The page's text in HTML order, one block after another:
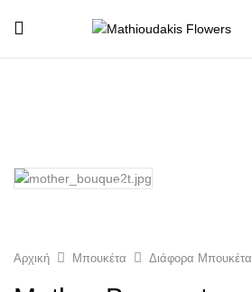
Αρχική Μπουκέτα Διάφορα Μπουκέτα